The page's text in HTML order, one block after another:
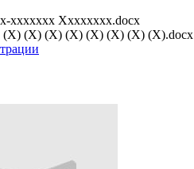
xxxxxxx Xxxxxxxx.docx
(X) (X) (X) (X) (X) (X) (X).docx